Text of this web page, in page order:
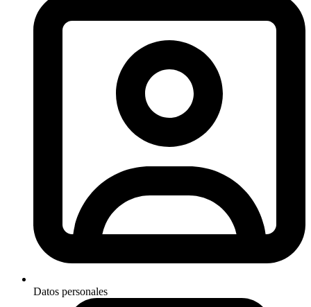
Datos personales